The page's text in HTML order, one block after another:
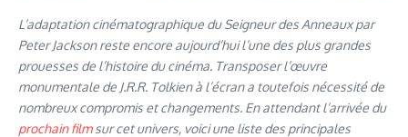
L’adaptation cinématographique du Seigneur des Anneaux par
Peter Jackson reste encore aujourd’hui l’une des plus grandes
prouesses de l’histoire du cinéma. Transposer l’œuvre
monumentale de J.R.R. Tolkien à l’écran a toutefois nécessité de
nombreux compromis et changements. En attendant l’arrivée du
prochain filmsur cet univers, voici une liste des principales